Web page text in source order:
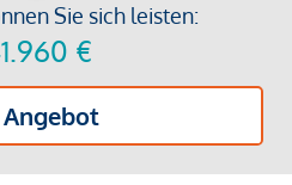
Sie sich leisten:
€